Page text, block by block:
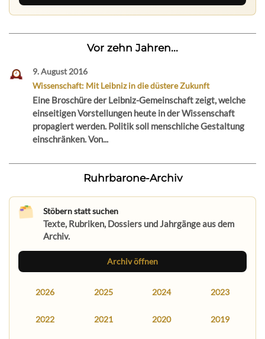
Vor zehn Jahren...
9. August 2016
Wissenschaft: Mit Leibniz in die düstere Zukunft
Eine Broschüre der Leibniz-Gemeinschaft zeigt, welche
einseitigen Vorstellungen heute in der Wissenschaft
propagiert werden. Politik soll menschliche Gestaltung
einschränken. Von...
Ruhrbarone-Archiv
Stöbern statt suchen
Texte, Rubriken, Dossiers und Jahrgänge aus dem
Archiv.
Archiv öffnen
2026 2025 2024 2023
2022 2021 2020 2019